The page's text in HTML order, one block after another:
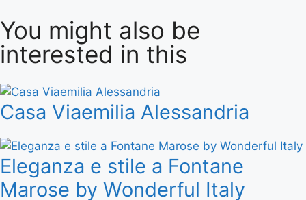
You might also be
interested in this
Casa Viaemilia Alessandria
Eleganza e stile a Fontane
Marose by Wonderful Italy